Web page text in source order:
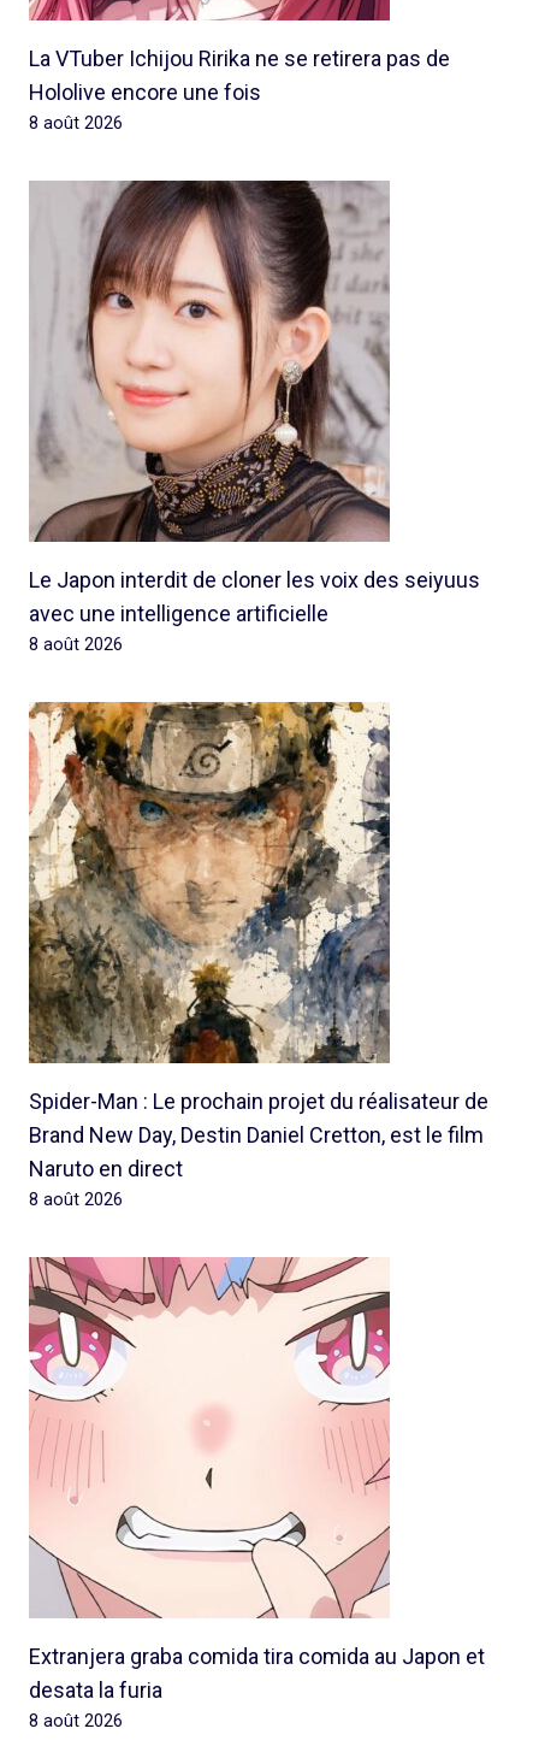
La VTuber Ichijou Ririka ne se retirera pas de
Hololive encore une fois
8 août 2026
Le Japon interdit de cloner les voix des seiyuus
avec une intelligence artificielle
8 août 2026
Spider-Man : Le prochain projet du réalisateur de
Brand New Day, Destin Daniel Cretton, est le film
Naruto en direct
8 août 2026
Extranjera graba comida tira comida au Japon et
desata la furia
8 août 2026